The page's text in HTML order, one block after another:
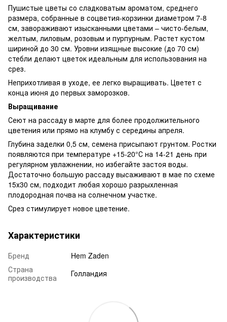
Пушистые цветы со сладковатым ароматом, среднего
размера, собранные в соцветия-корзинки диаметром 7-8
см, завораживают изысканными цветами – чисто-белым,
желтым, лиловым, розовым и пурпурным. Растет кустом
шириной до 30 см. Уровни изящные высокие (до 70 см)
стебли делают цветок идеальным для использования на
срез.
Неприхотливая в уходе, ее легко выращивать. Цветет с
конца июня до первых заморозков.
Выращивание
Сеют на рассаду в марте для более продолжительного
цветения или прямо на клумбу с середины апреля.
Глубина заделки 0,5 см, семена присыпают грунтом. Ростки
появляются при температуре +15-20°С на 14-21 день при
регулярном увлажнении, но избегайте застоя воды.
Достаточно большую рассаду высаживают в мае по схеме
15х30 см, подходит любая хорошо разрыхленная
плодородная почва на солнечном участке.
Срез стимулирует новое цветение.
Характеристики
Бренд
Hem Zaden
Страна
производства
Голландия